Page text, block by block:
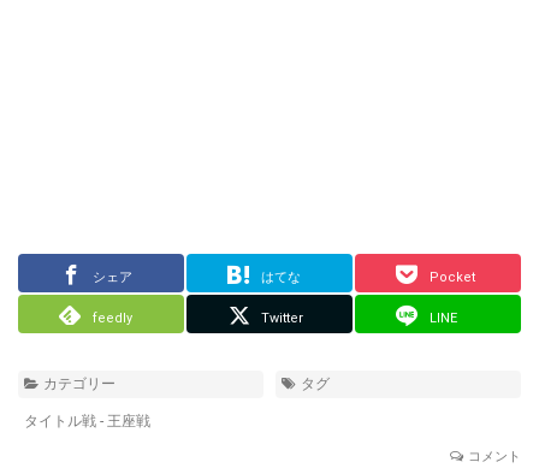
シェア はてな Pocket
feedly Twitter LINE
カテゴリー
タイトル戦 - 王座戦
タグ
コメント